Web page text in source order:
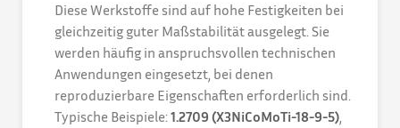
Diese Werkstoffe sind auf hohe Festigkeiten bei
gleichzeitig guter Maßstabilität ausgelegt. Sie
werden häufig in anspruchsvollen technischen
Anwendungen eingesetzt, bei denen
reproduzierbare Eigenschaften erforderlich sind.
Typische Beispiele:1.2709 (X3NiCoMoTi-18-9-5),